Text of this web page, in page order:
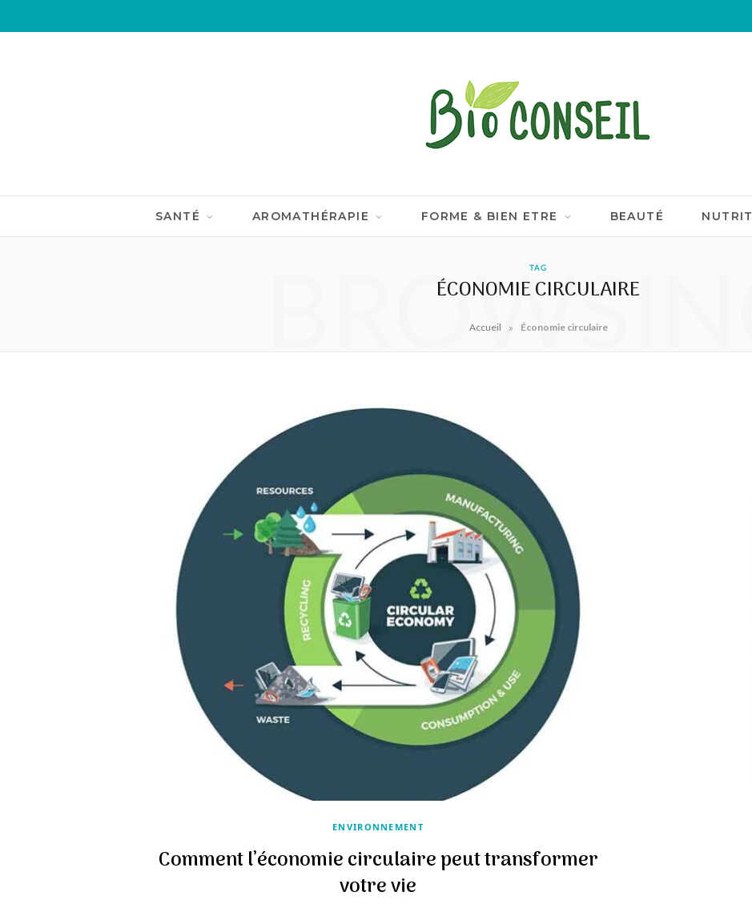
SANTÉ AROMATHÉRAPIE FORME & BIEN ETRE BEAUTÉ
TAG
ÉCONOMIE CIRCULAIRE
BROWSING
Accueil » Économie circulaire
ENVIRONNEMENT
Comment l’économie circulaire peut transformer
votre vie